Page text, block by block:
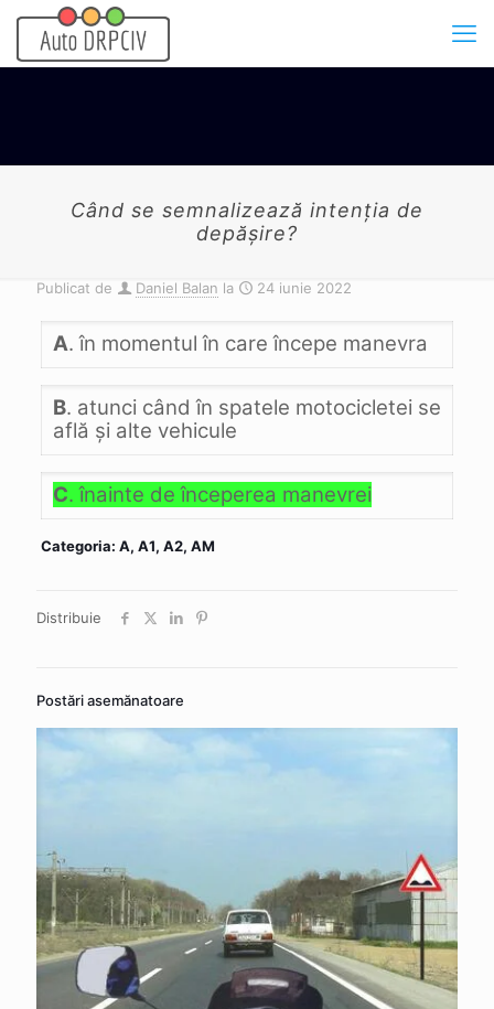
Când se semnalizează intenţia de
depăşire?
Publicat de Daniel Balan la 24 iunie 2022
A. în momentul în care începe manevra
B. atunci când în spatele motocicletei se
află şi alte vehicule
C. înainte de începerea manevrei
Categoria: A, A1, A2, AM
Distribuie
Postări asemănatoare